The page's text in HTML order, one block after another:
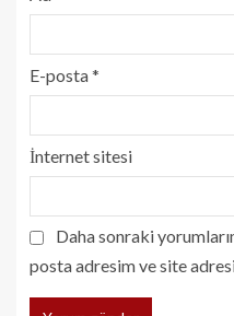
E-posta*
İnternet sitesi
Daha sonraki
posta adresim ve site